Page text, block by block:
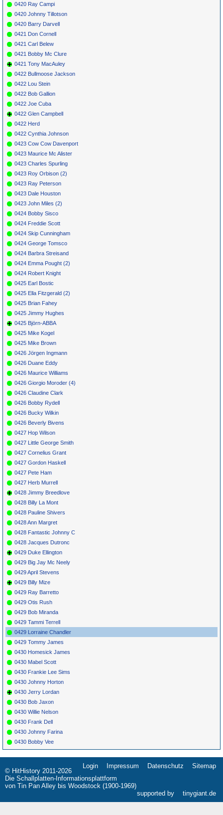
0420 Ray Campi
0420 Johnny Tillotson
0420 Barry Darvell
0421 Don Cornell
0421 Carl Belew
0421 Bobby Mc Clure
0421 Tony MacAuley
0422 Bullmoose Jackson
0422 Lou Stein
0422 Bob Gallion
0422 Joe Cuba
0422 Glen Campbell
0422 Herd
0422 Cynthia Johnson
0423 Cow Cow Davenport
0423 Maurice Mc Alister
0423 Charles Spurling
0423 Roy Orbison (2)
0423 Ray Peterson
0423 Dale Houston
0423 John Miles (2)
0424 Bobby Sisco
0424 Freddie Scott
0424 Skip Cunningham
0424 George Tomsco
0424 Barbra Streisand
0424 Emma Pought (2)
0424 Robert Knight
0425 Earl Bostic
0425 Ella Fitzgerald (2)
0425 Brian Fahey
0425 Jimmy Hughes
0425 Björn-ABBA
0425 Mike Kogel
0425 Mike Brown
0426 Jörgen Ingmann
0426 Duane Eddy
0426 Maurice Williams
0426 Giorgio Moroder (4)
0426 Claudine Clark
0426 Bobby Rydell
0426 Bucky Wilkin
0426 Beverly Bivens
0427 Hop Wilson
0427 Little George Smith
0427 Cornelius Grant
0427 Gordon Haskell
0427 Pete Ham
0427 Herb Murrell
0428 Jimmy Breedlove
0428 Billy La Mont
0428 Pauline Shivers
0428 Ann Margret
0428 Fantastic Johnny C
0428 Jacques Dutronc
0429 Duke Ellington
0429 Big Jay Mc Neely
0429 April Stevens
0429 Billy Mize
0429 Ray Barretto
0429 Otis Rush
0429 Bob Miranda
0429 Tammi Terrell
0429 Lorraine Chandler
0429 Tommy James
0430 Homesick James
0430 Mabel Scott
0430 Frankie Lee Sims
0430 Johnny Horton
0430 Jerry Lordan
0430 Bob Jaxon
0430 Willie Nelson
0430 Frank Dell
0430 Johnny Farina
0430 Bobby Vee
Navigation
überspringen
Login Impressum Datenschutz Sitemap
© HitHistory 2011-2026
Die Schallplatten-Informationsplattform
von Tin Pan Alley bis Woodstock (1900-1969)
supported by
tinygiant.de